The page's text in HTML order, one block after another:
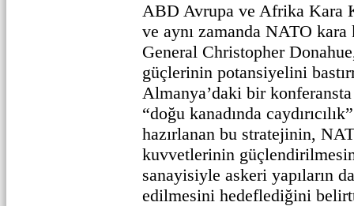
ABD Avrupa ve Afrika Kara
ve aynı zamanda NATO
General Christopher
güçlerinin potansiyelini
Almanya’daki bir konferansta
“doğu kanadında
hazırlanan bu stratejinin,
kuvvetlerinin
sanayisiyle askeri yapıların
edilmesini hedeflediğini